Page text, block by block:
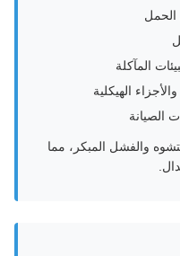
الهيكلية
والفشل المبكر، مما